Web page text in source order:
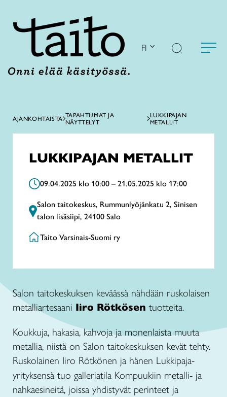
FI
AJANKOHTAISTA TAPAHTUMAT JA
NÄYTTELYT
LUKKIPAJAN
METALLIT
LUKKIPAJAN METALLIT
09.04.2025 klo 10:00 – 21.05.2025 klo 17:00
Salon taitokeskus, Rummunlyöjänkatu 2, Sinisen
talon lisäsiipi, 24100 Salo
Taito Varsinais-Suomi ry
Salon taitokeskuksen keväässä nähdään ruskolaisen
metalliartesaani Iiro Rötkösen tuotteita.
Koukkuja, hakasia, kahvoja ja monenlaista muuta
metallia, niistä on Salon taitokeskuksen kevät tehty.
Ruskolainen Iiro Rötkönen ja hänen Lukkipaja-
yrityksensä tuo galleriatila Kompuukiin metalli- ja
nahkaesineitä, joissa yhdistyvät perinteet ja